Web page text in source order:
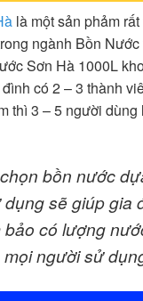
là một sản phảm
ngành Bồn
Sơn Hà 1000L
có 2 – 3 thành
thì 3 – 5 người
bồn nước
sẽ giúp gia
bảo có lượng
người sử